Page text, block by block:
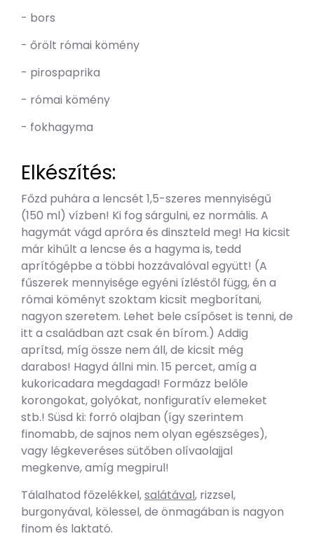
- bors
- őrölt római kömény
- pirospaprika
- római kömény
- fokhagyma
Elkészítés:
Főzd puhára a lencsét 1,5-szeres mennyiségű
(150 ml) vízben! Ki fog sárgulni, ez normális. A
hagymát vágd apróra és dinszteld meg! Ha kicsit
már kihűlt a lencse és a hagyma is, tedd
aprítógépbe a többi hozzávalóval együtt! (A
fűszerek mennyisége egyéni ízléstől függ, én a
római köményt szoktam kicsit megborítani,
nagyon szeretem. Lehet bele csípőset is tenni, de
itt a családban azt csak én bírom.) Addig
aprítsd, míg össze nem áll, de kicsit még
darabos! Hagyd állni min. 15 percet, amíg a
kukoricadara megdagad! Formázz belőle
korongokat, golyókat, nonfiguratív elemeket
stb.! Süsd ki: forró olajban (így szerintem
finomabb, de sajnos nem olyan egészséges),
vagy légkeveréses sütőben olívaolajjal
megkenve, amíg megpirul!
Tálalhatod főzelékkel,salátával, rizzsel,
burgonyával, kölessel, de önmagában is nagyon
finom és laktató.